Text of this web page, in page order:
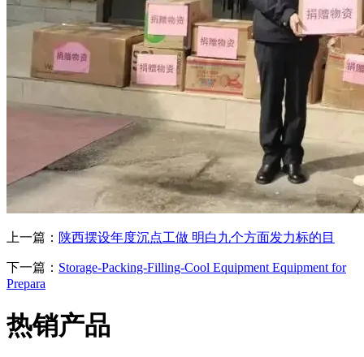
上一篇： 陕西摆设年度沉点工做 明白九个方面发力标的目
下一篇： Storage-Packing-Filling-Cool Equipment Equipment for
Prepara
热销产品